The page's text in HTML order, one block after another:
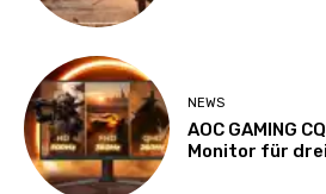
NEWS
AOC GAMING
Monitor für